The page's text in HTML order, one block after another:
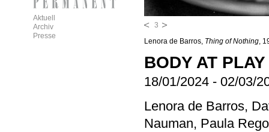
3
Lenora de Barros, Thing of Nothing,
BODY AT PLAY
18/01/2024 - 02/03/
Lenora de Barros,
Nauman, Paula
Aktuell
Archiv
Presse